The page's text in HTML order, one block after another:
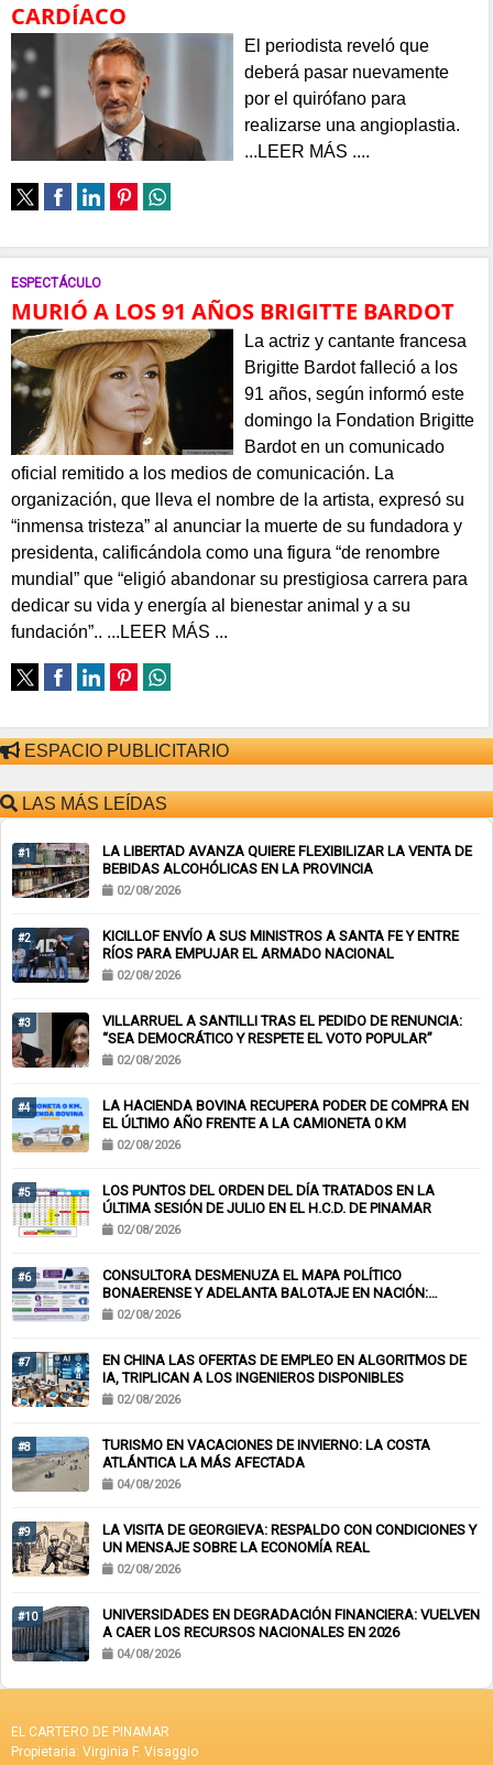
CARDÍACO
El periodista reveló que
deberá pasar nuevamente
por el quirófano para
realizarse una angioplastia.
...LEER MÁS ....
ESPECTÁCULO
MURIÓ A LOS 91 AÑOS BRIGITTE BARDOT
La actriz y cantante francesa
Brigitte Bardot falleció a los
91 años, según informó este
domingo la Fondation Brigitte
Bardot en un comunicado
oficial remitido a los medios de comunicación. La
organización, que lleva el nombre de la artista, expresó su
“inmensa tristeza” al anunciar la muerte de su fundadora y
presidenta, calificándola como una figura “de renombre
mundial” que “eligió abandonar su prestigiosa carrera para
dedicar su vida y energía al bienestar animal y a su
fundación”.. ...LEER MÁS ...
ESPACIO PUBLICITARIO
LAS MÁS LEÍDAS
#1
LA LIBERTAD AVANZA QUIERE FLEXIBILIZAR LA VENTA DE
BEBIDAS ALCOHÓLICAS EN LA PROVINCIA
02/08/2026
#2
KICILLOF ENVÍO A SUS MINISTROS A SANTA FE Y ENTRE
RÍOS PARA EMPUJAR EL ARMADO NACIONAL
02/08/2026
#3
VILLARRUEL A SANTILLI TRAS EL PEDIDO DE RENUNCIA:
“SEA DEMOCRÁTICO Y RESPETE EL VOTO POPULAR”
02/08/2026
#4
LA HACIENDA BOVINA RECUPERA PODER DE COMPRA EN
EL ÚLTIMO AÑO FRENTE A LA CAMIONETA 0 KM
02/08/2026
#5
LOS PUNTOS DEL ORDEN DEL DÍA TRATADOS EN LA
ÚLTIMA SESIÓN DE JULIO EN EL H.C.D. DE PINAMAR
02/08/2026
#6
CONSULTORA DESMENUZA EL MAPA POLÍTICO
BONAERENSE Y ADELANTA BALOTAJE EN NACIÓN:
KICILLOF-MILEI
02/08/2026
#7
EN CHINA LAS OFERTAS DE EMPLEO EN ALGORITMOS DE
IA, TRIPLICAN A LOS INGENIEROS DISPONIBLES
02/08/2026
#8
TURISMO EN VACACIONES DE INVIERNO: LA COSTA
ATLÁNTICA LA MÁS AFECTADA
04/08/2026
#9
LA VISITA DE GEORGIEVA: RESPALDO CON CONDICIONES Y
UN MENSAJE SOBRE LA ECONOMÍA REAL
02/08/2026
#10
UNIVERSIDADES EN DEGRADACIÓN FINANCIERA: VUELVEN
A CAER LOS RECURSOS NACIONALES EN 2026
04/08/2026
EL CARTERO DE PINAMAR
Propietaria: Virginia F. Visaggio